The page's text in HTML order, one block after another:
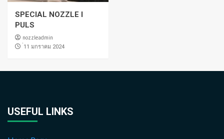
SPECIAL NOZZLE I
PULS
nozzleadmin
่11 มกราคม 2024
USEFUL LINKS